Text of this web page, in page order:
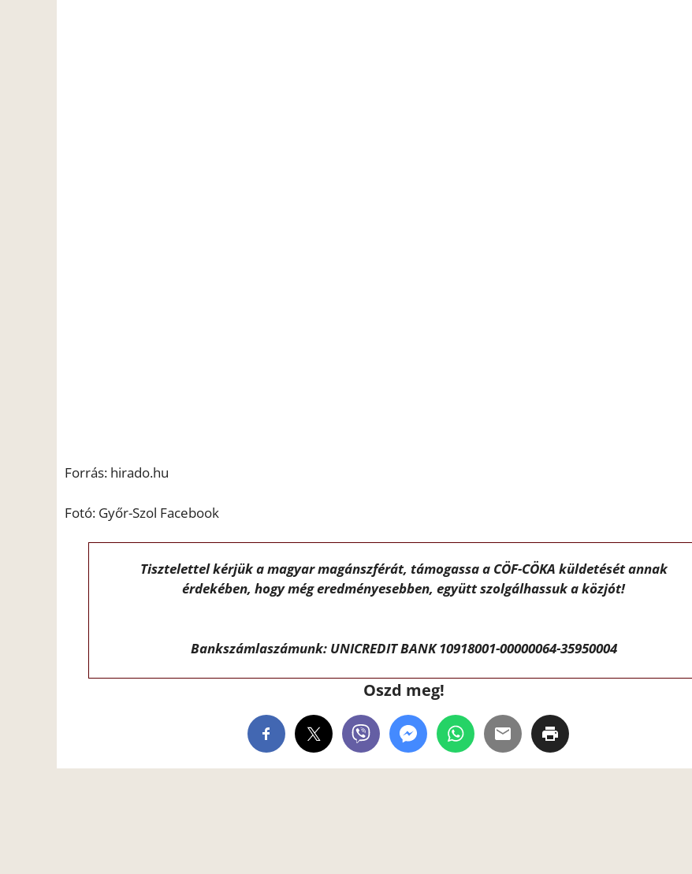
Forrás: hirado.hu
Fotó: Győr-Szol Facebook
Tisztelettel kérjük a magyar magánszférát, támogassa a CÖF-CÖKA küldetését annak
érdekében, hogy még eredményesebben, együtt szolgálhassuk a közjót!
Bankszámlaszámunk: UNICREDIT BANK 10918001-00000064-35950004
Oszd meg!